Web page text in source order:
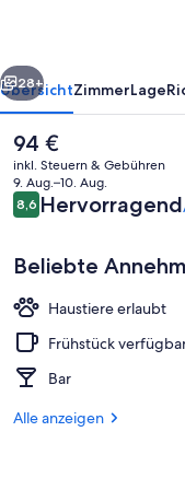
Weiter
28+
ÜbersichtZimmerLage
Der
aktuelle
Preis
beträgt
94 €.
94 €
inkl. Steuern & Gebühren
9. Aug.–10. Aug.
Bewertungen
8,68,6 von 10.
Hervorragend
Beliebte
Haustiere erlaubt
Frühstück
Bar
Alle anzeigen